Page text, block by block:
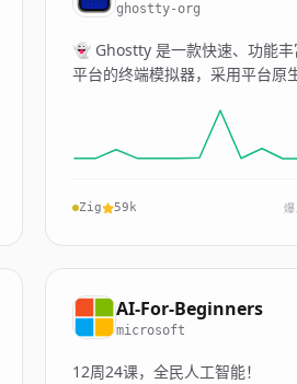
ghostty-org
👻 Ghostty 是一款快速、功能丰
平台的终端模拟器，采用平台原
Zig 59k 爆
AI-For-Beginners
microsoft
12周24课，全民人工智能！